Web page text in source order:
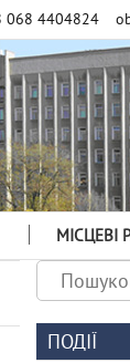
068 4404824
МІСЦЕВІ
ПОДІЇ